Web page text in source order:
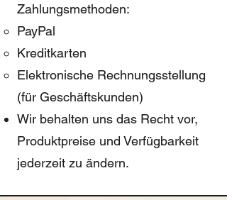
Zahlungsmethoden:
PayPal
Kreditkarten
Elektronische Rechnungsstellung
(für Geschäftskunden)
Wir behalten uns das Recht vor,
Produktpreise und Verfügbarkeit
jederzeit zu ändern.